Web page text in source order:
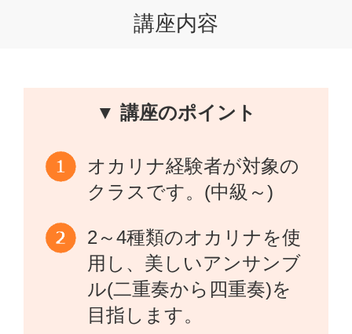
講座内容
▼ 講座のポイント
オカリナ経験者が対象の
クラスです。(中級～)
2～4種類のオカリナを使
用し、美しいアンサンブ
ル(二重奏から四重奏)を
目指します。